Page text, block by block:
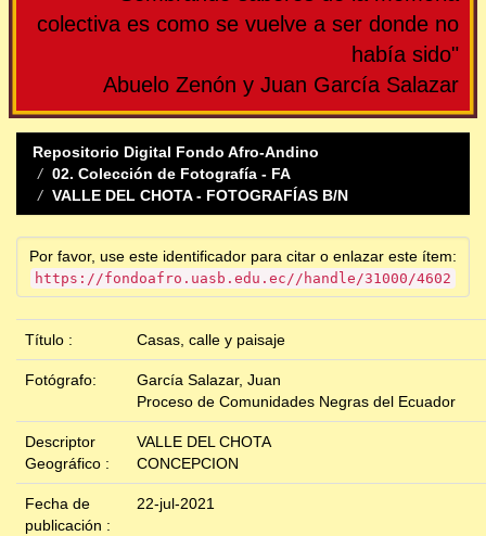
colectiva es como se vuelve a ser donde no
había sido"
Abuelo Zenón y Juan García Salazar
Repositorio Digital Fondo Afro-Andino
02. Colección de Fotografía - FA
VALLE DEL CHOTA - FOTOGRAFÍAS B/N
Por favor, use este identificador para citar o enlazar este ítem:
https://fondoafro.uasb.edu.ec//handle/31000/4602
Título : Casas, calle y paisaje
Fotógrafo:
García Salazar, Juan
Proceso de Comunidades Negras del Ecuador
Descriptor
Geográfico :
VALLE DEL CHOTA
CONCEPCION
Fecha de
publicación :
22-jul-2021